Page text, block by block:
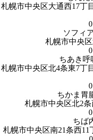
札幌市中央区大通西17丁
ソフィ
札幌市中央
ちあき呼
札幌市中央区北4条東7丁
ちかま胃
札幌市中央区北2
ちば
札幌市中央区南21条西11